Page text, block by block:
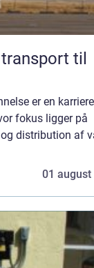
er en
fokus ligger på
distribution af
01 august